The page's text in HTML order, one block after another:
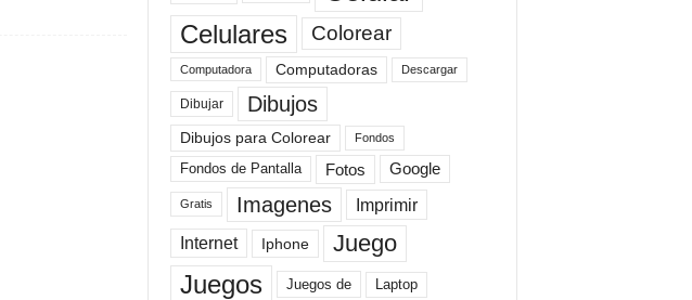
Celulares Colorear
Computadora Computadoras Descargar
Dibujar Dibujos
Dibujos para Colorear Fondos
Fondos de Pantalla Fotos Google
Gratis Imagenes Imprimir
Internet Iphone Juego
Juegos Juegos de Laptop